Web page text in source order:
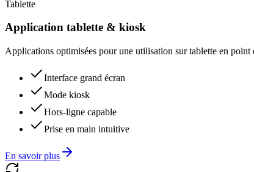
Tablette
Application tablette & kiosk
Applications optimisées pour une utilisation sur tablette en
Interface grand écran
Mode kiosk
Hors-ligne capable
Prise en main intuitive
En savoir plus